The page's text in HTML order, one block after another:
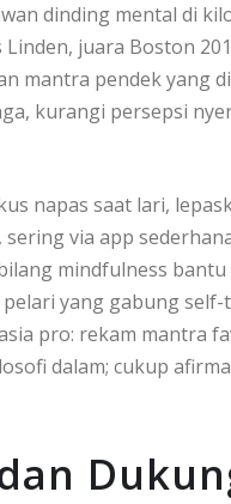
dinding mental di
juara Boston
mantra pendek
kurangi persepsi
napas saat lari,
via app
mindfulness
yang gabung
pro: rekam mantra
dalam; cukup